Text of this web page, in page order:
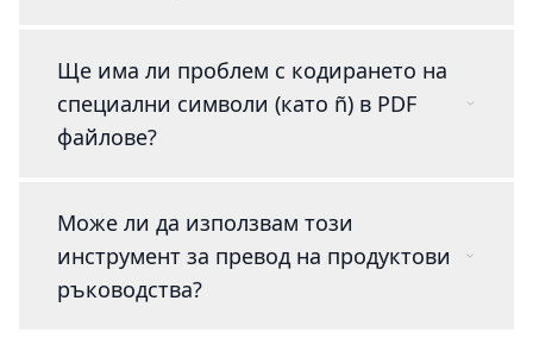
Ще има ли проблем с кодирането на
специални символи (като ñ) в PDF
файлове?
Може ли да използвам този
инструмент за превод на продуктови
ръководства?